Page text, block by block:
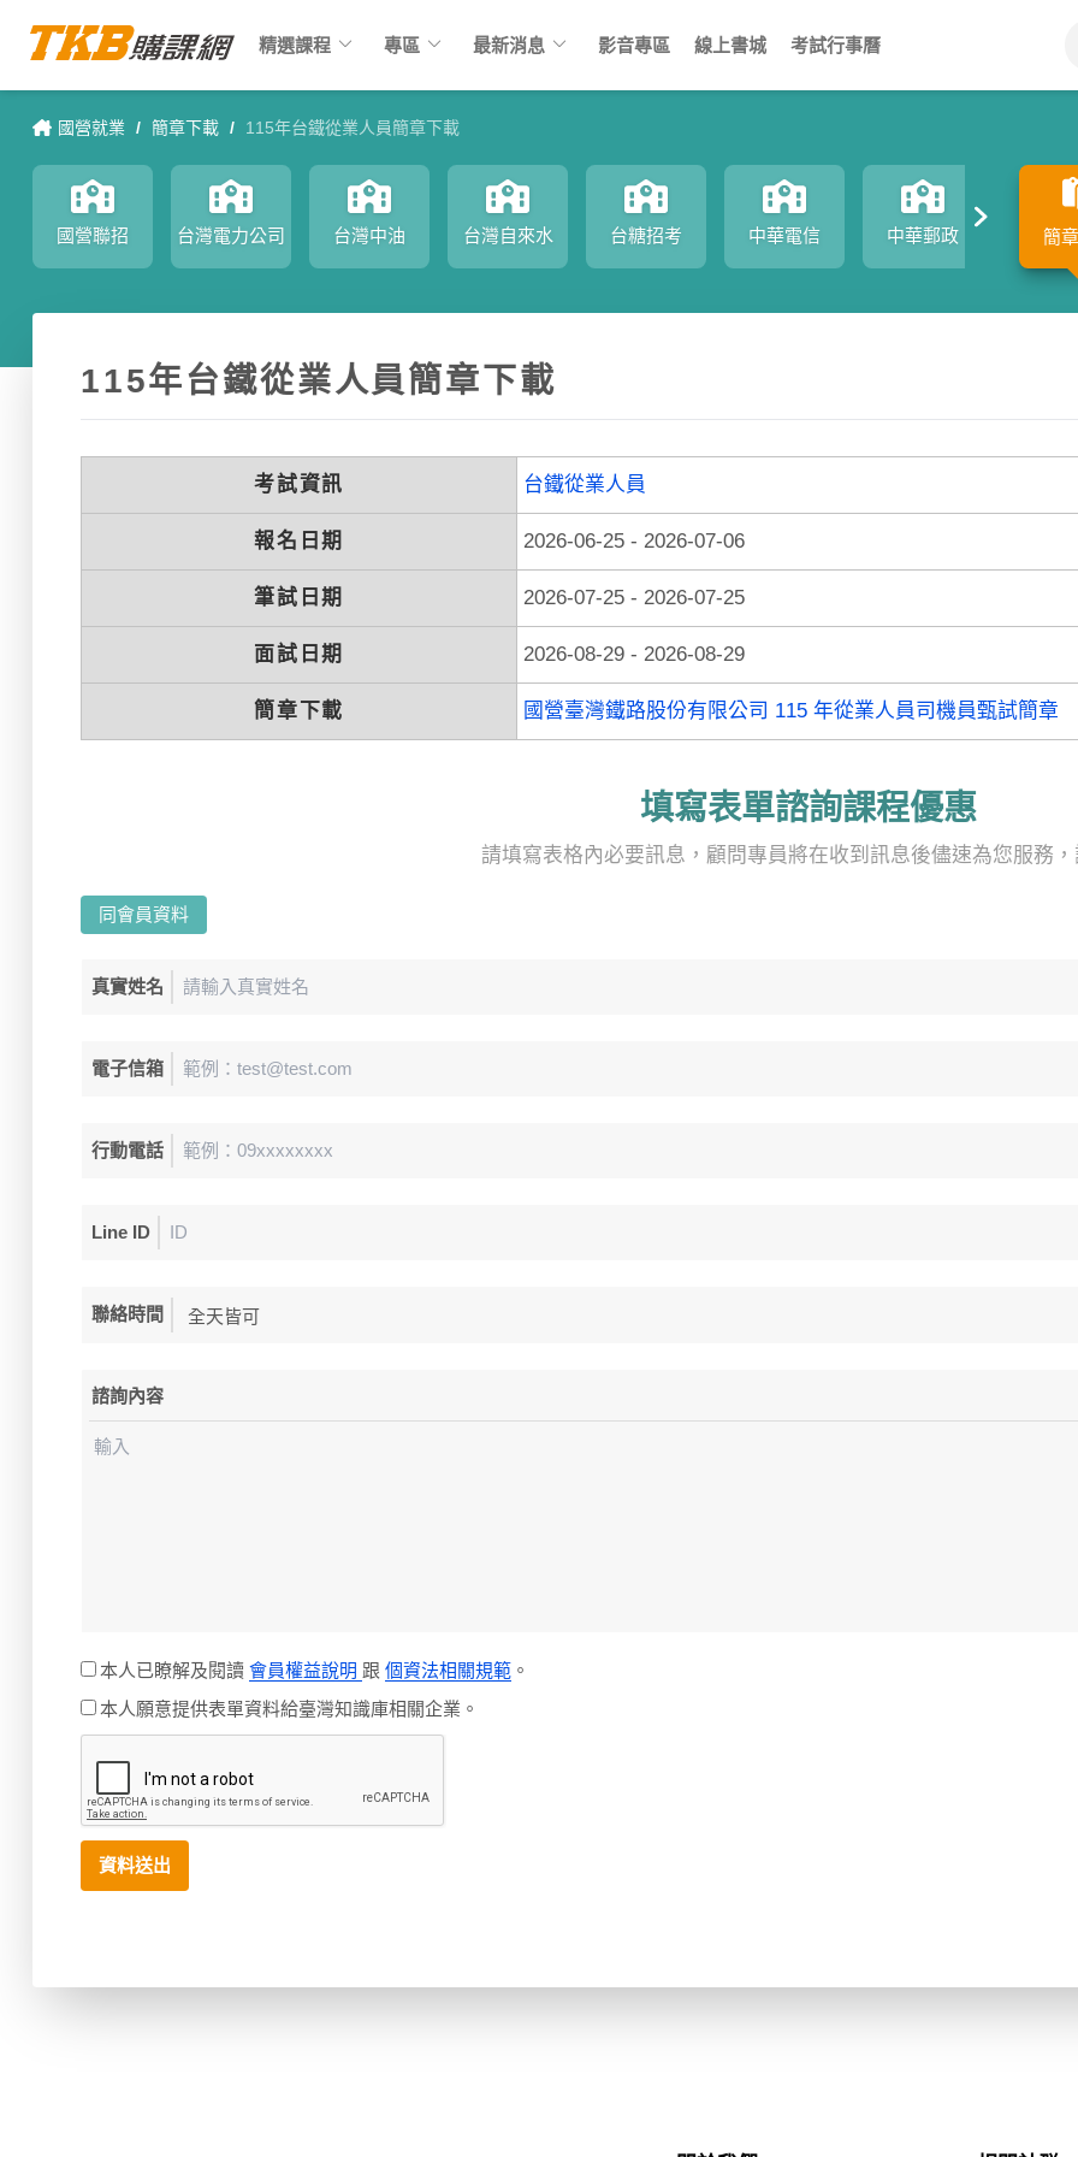
國營就業 / 簡章下載 / 115年台鐵從業人員簡章下載
簡
國營聯招 台灣電力公司 台灣中油 台灣自來水 台糖招考 中華電信 中華郵政 中鋼
115年台鐵從業人員簡章下載
考試資訊 台鐵從業人員
報名日期 2026-06-25 - 2026-07-06
筆試日期 2026-07-25 - 2026-07-25
面試日期 2026-08-29 - 2026-08-29
簡章下載 國營臺灣鐵路股份有限公司 115 年從業人員司機員甄試簡章
填寫表單諮詢課程優惠
請填寫表格內必要訊息，顧問專員將在收到訊息後儘速為您服務
同會員資料
真實姓名
電子信箱
行動電話
Line ID
聯絡時間
諮詢內容
本人已瞭解及閱讀 會員權益說明 跟 個資法相關規範 。
本人願意提供表單資料給臺灣知識庫相關企業。
資料送出
精選課程 keyboard_arrow_down 專區 keyboard_arrow_down 最新消息 keyboard_arrow_down 影音專區 線上書城 考試行事曆